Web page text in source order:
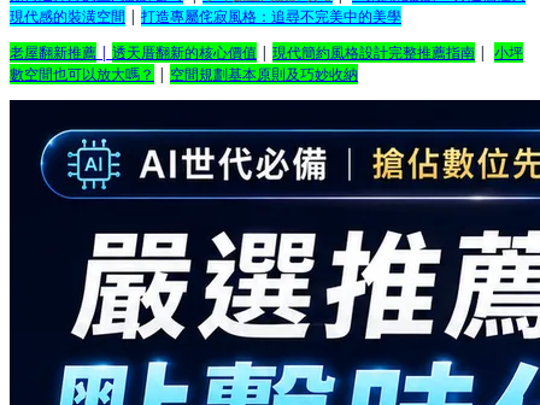
現代感的裝潢空間 | 打造專屬侘寂風格：追尋不完美中的美學
老屋翻新推薦 | 透天厝翻新的核心價值 | 現代簡約風格設計完整推薦指南 | 小坪
數空間也可以放大嗎？ | 空間規劃基本原則及巧妙收納